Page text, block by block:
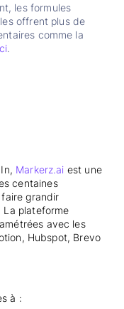
les formules
offrent plus de
comme la
.
Markerz.ai est une
centaines
faire grandir
La plateforme
avec les
Hubspot, Brevo
à :